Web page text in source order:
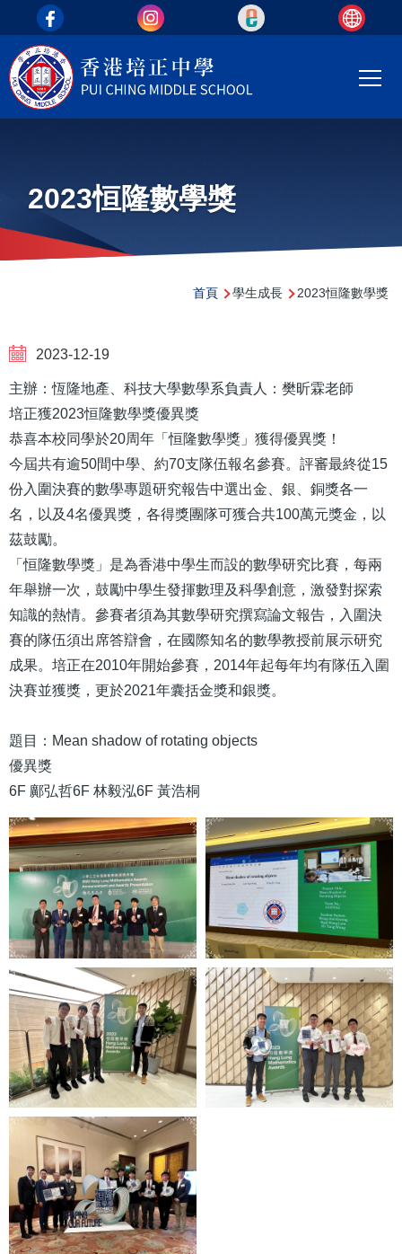
移至主內容
top_area
2023恒隆數學獎
連
首頁 學生成長 2023恒隆數學獎
2023-12-19
主辦：恆隆地產、科技大學數學系負責人：樊昕霖老師
培正獲2023恒隆數學獎優異獎
恭喜本校同學於20周年「恒隆數學獎」獲得優異獎！
今屆共有逾50間中學、約70支隊伍報名參賽。評審最終從15
份入圍決賽的數學專題研究報告中選出金、銀、銅獎各一
名，以及4名優異獎，各得獎團隊可獲合共100萬元獎金，以
茲鼓勵。
「恒隆數學獎」是為香港中學生而設的數學研究比賽，每兩
年舉辦一次，鼓勵中學生發揮數理及科學創意，激發對探索
知識的熱情。參賽者須為其數學研究撰寫論文報告，入圍決
賽的隊伍須出席答辯會，在國際知名的數學教授前展示研究
成果。培正在2010年開始參賽，2014年起每年均有隊伍入圍
決賽並獲獎，更於2021年囊括金獎和銀獎。
題目：Mean shadow of rotating objects
優異獎
6F 鄺弘哲6F 林毅泓6F 黃浩桐